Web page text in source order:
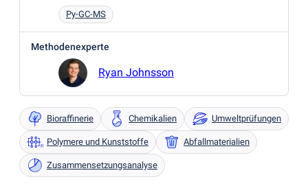
Py-GC-MS
Methodenexperte
Ryan Johnsson
Bioraffinerie Chemikalien Umweltprüfungen
Polymere und Kunststoffe Abfallmaterialien
Zusammensetzungsanalyse